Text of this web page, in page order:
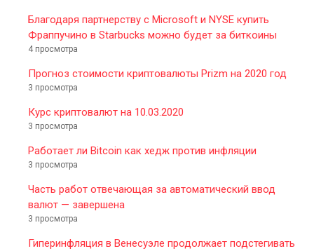
Благодаря партнерству с Microsoft и NYSE купить
Фраппучино в Starbucks можно будет за биткоины
4 просмотра
Прогноз стоимости криптовалюты Prizm на 2020 год
3 просмотра
Курс криптовалют на 10.03.2020
3 просмотра
Работает ли Bitcoin как хедж против инфляции
3 просмотра
Часть работ отвечающая за автоматический ввод
валют — завершена
3 просмотра
Гиперинфляция в Венесуэле продолжает подстегивать